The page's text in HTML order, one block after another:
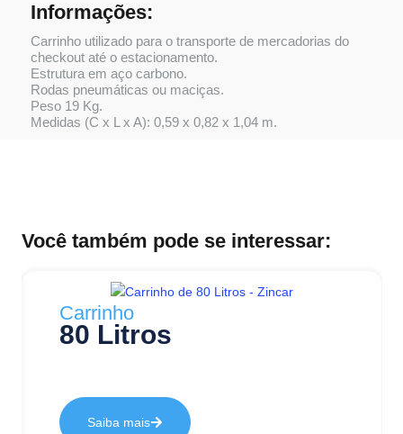
Informações:
Carrinho utilizado para o transporte de mercadorias do
checkout até o estacionamento.
Estrutura em aço carbono.
Rodas pneumáticas ou maciças.
Peso 19 Kg.
Medidas (C x L x A): 0,59 x 0,82 x 1,04 m.
Você também pode se interessar:
Carrinho
80 Litros
Saiba mais